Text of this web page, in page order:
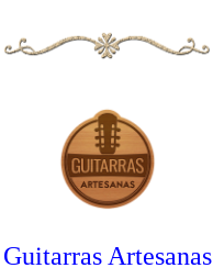
Guitarras Artesanas